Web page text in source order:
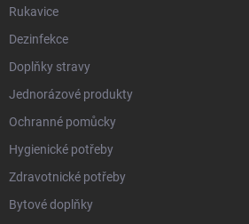
Rukavice
Dezinfekce
Doplňky stravy
Jednorázové produkty
Ochranné pomůcky
Hygienické potřeby
Zdravotnické potřeby
Bytové doplňky